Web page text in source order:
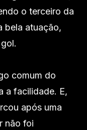
o terceiro da
bela atuação,
comum do
a facilidade. E,
após uma
não foi